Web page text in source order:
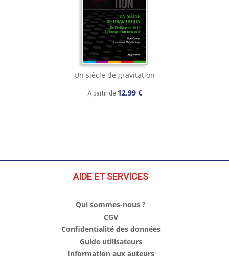
Un siècle de gravitation
À partir de 12,99 €
AIDE ET SERVICES
Qui sommes-nous ?
CGV
Confidentialité des données
Guide utilisateurs
Information aux auteurs